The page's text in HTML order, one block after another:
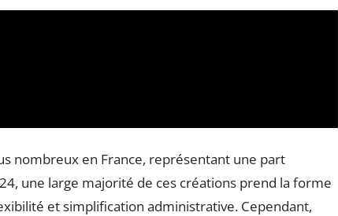
nombreux en France, représentant une part
une large majorité de ces créations prend la forme
et simplification administrative. Cependant,